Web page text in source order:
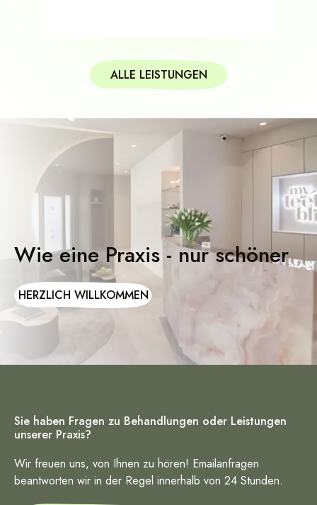
ALLE LEISTUNGEN
Wie eine Praxis - nur schöner
HERZLICH WILLKOMMEN
Sie haben Fragen zu Behandlungen oder Leistungen
unserer Praxis?
Wir freuen uns, von Ihnen zu hören! Emailanfragen
beantworten wir in der Regel innerhalb von 24 Stunden.